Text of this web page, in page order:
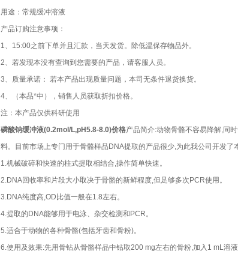
用途：常规缓冲溶液
产品订购注意事项：
1、15:00之前下单并且汇款，当天发货。除低温保存物品外。
2、若发现本没有查询到您需要的产品，请客服人员。
3、质量承诺： 若本产品出现质量问题，本司无条件退货换货。
4、（本品*中），销售人员获取折扣价格。
注：本产品仅供科研使用
磷酸钠缓冲液(0.2mol/L,pH5.8-8.0)价格产品简介:动物骨骼不容易降解,同
料。目前市场上专门用于骨骼样品DNA提取的产品很少,为此我公司开发了
1.机械破碎和快速的柱式提取相结合,操作简单快速。
2.DNA回收率和片段大小取决于骨骼的新鲜程度,但足够多次PCR使用。
3.DNA纯度高,OD比值一般在1.8左右。
4.提取的DNA能够用于电泳、杂交检测和PCR。
5.适合于动物的各种骨骼(包括牙齿和骨粉)。
6.使用及效果:先用骨钻从骨骼样品中钻取200 mg左右的骨粉,加入1 mL